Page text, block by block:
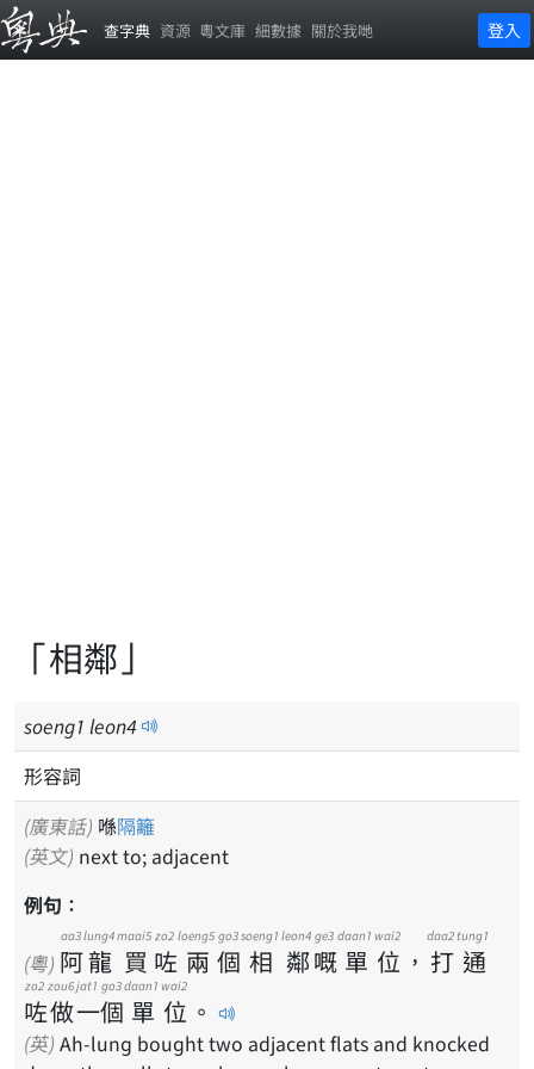
查字典 資源 粵文庫 細數據 關於我哋 登入
「相鄰」
soeng1 leon4
形容詞
(廣東話) 喺隔籬
(英文) next to; adjacent
例句：
(粵) 阿
aa3
龍
lung4
買
maai5
咗
zo2
兩
loeng5
個
go3
相
soeng1
鄰
leon4
嘅
ge3
單
daan1
位
wai2
， 打
daa2
通
tung1
咗
zo2
做
zou6
一
jat1
個
go3
單
daan1
位
wai2
。
(英) Ah-lung bought two adjacent flats and knocked